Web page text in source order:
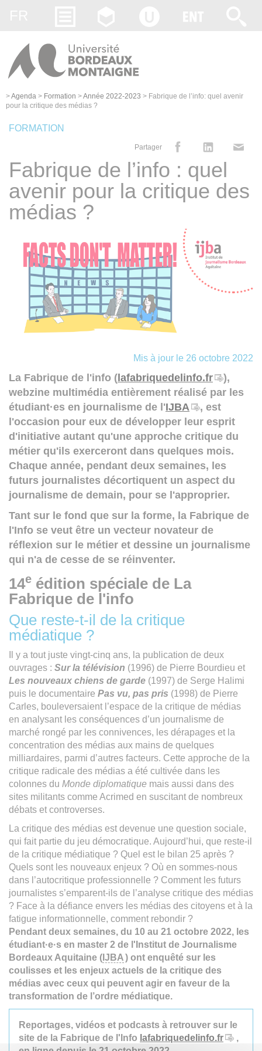
>Agenda > Formation >Année 2022-2023 > Fabrique de l’info: quel avenir
pour la critique des médias ?
FORMATION
Partager
Fabrique de l’info : quel
avenir pour la critique des
médias ?
Mis à jour le 26 octobre 2022
La Fabrique de l'info (lafabriquedelinfo.fr
),
webzine multimédia entièrement réalisé par les
étudiant·es en journalisme de l'IJBA
, est
l'occasion pour eux de développer leur esprit
d'initiative autant qu'une approche critique du
métier qu'ils exerceront dans quelques mois.
Chaque année, pendant deux semaines, les
futurs journalistes décortiquent un aspect du
journalisme de demain, pour se l'approprier.
Tant sur le fond que sur la forme, la Fabrique de
l'Info se veut être un vecteur novateur de
réflexion sur le métier et dessine un journalisme
qui n'a de cesse de se réinventer.
14e édition spéciale de La
Fabrique de l'info
Que reste-t-il de la critique
médiatique ?
Il y a tout juste vingt-cinq ans, la publication de deux
ouvrages : Sur la télévision (1996) de Pierre Bourdieu et
Les nouveaux chiens de garde (1997) de Serge Halimi
puis le documentaire Pas vu, pas pris (1998) de Pierre
Carles, bouleversaient l’espace de la critique de médias
en analysant les conséquences d’un journalisme de
marché rongé par les connivences, les dérapages et la
concentration des médias aux mains de quelques
milliardaires, parmi d’autres facteurs. Cette approche de la
critique radicale des médias a été cultivée dans les
colonnes du Monde diplomatique mais aussi dans des
sites militants comme Acrimed en suscitant de nombreux
débats et controverses.
La critique des médias est devenue une question sociale,
qui fait partie du jeu démocratique. Aujourd’hui, que reste-il
de la critique médiatique ? Quel est le bilan 25 après ?
Quels sont les nouveaux enjeux ? Où en sommes-nous
dans l’autocritique professionnelle ? Comment les futurs
journalistes s’emparent-ils de l’analyse critique des médias
? Face à la défiance envers les médias des citoyens et à la
fatigue informationnelle, comment rebondir ?
Pendant deux semaines, du 10 au 21 octobre 2022, les
étudiant·e·s en master 2 de l'Institut de Journalisme
Bordeaux Aquitaine ( IJBA) ont enquêté sur les
coulisses et les enjeux actuels de la critique des
médias avec ceux qui peuvent agir en faveur de la
transformation de l’ordre médiatique.
Reportages, vidéos et podcasts à retrouver sur le
site de la Fabrique de l'Info lafabriquedelinfo.fr
,